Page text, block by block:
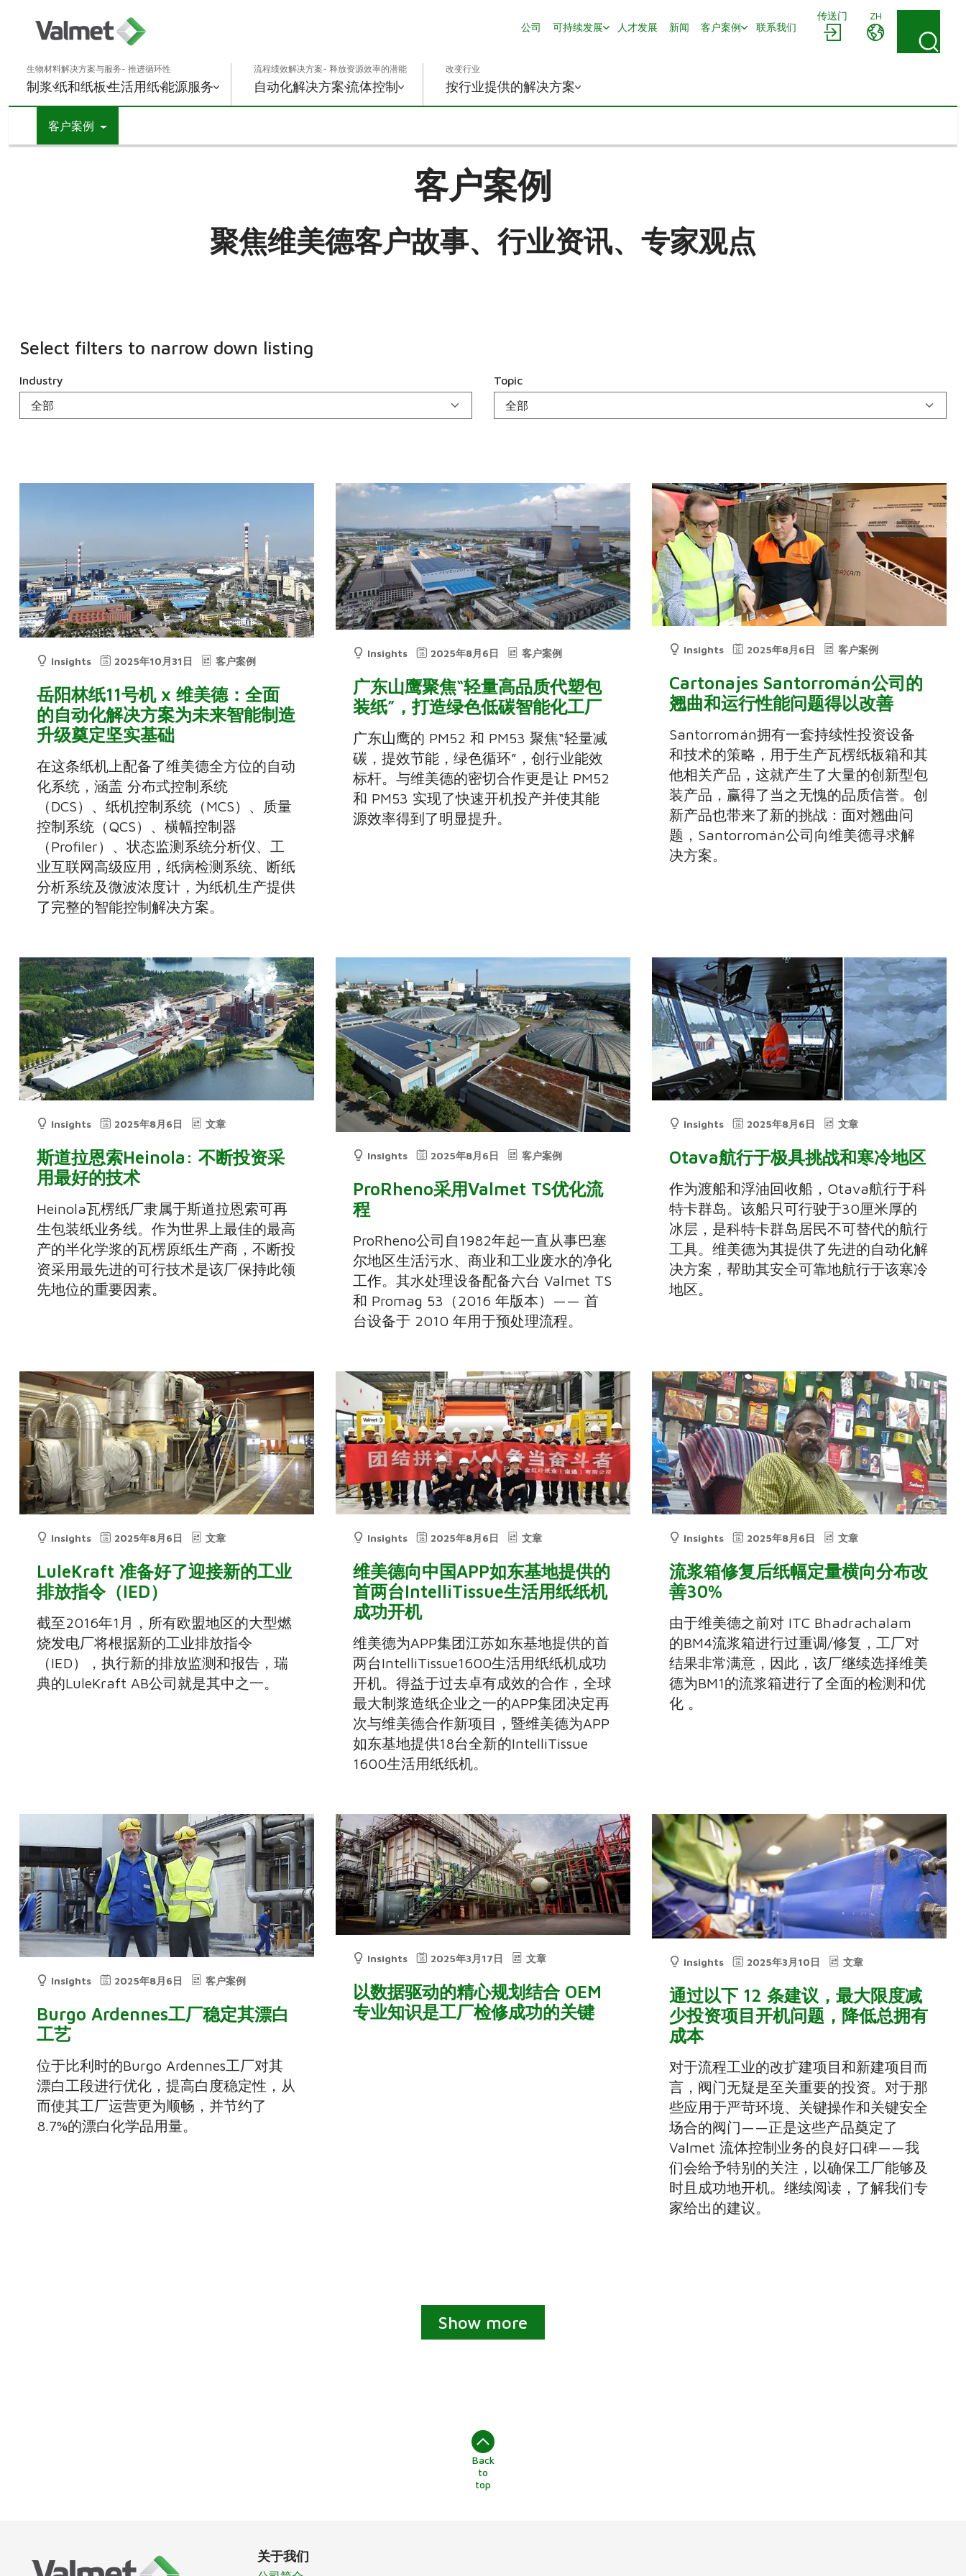
传送门
ZH
公司
可持续发展 人才发展 新闻 客户案例 联系我们
生物材料解决方案与服务- 推进循环性
制浆 纸和纸板 生活用纸能源服务
流程绩效解决方案- 释放资源效率的潜能
自动化解决方案流体控制
改变行业
按行业提供的解决方案
客户案例
客户案例
聚焦维美德客户故事、行业资讯、专家观点
Select filters to narrow down listing
Industry Topic
Insights 2025年10月31日 客户案例
岳阳林纸11号机 x 维美德：全面
的自动化解决方案为未来智能制造
升级奠定坚实基础
在这条纸机上配备了维美德全方位的自动
化系统，涵盖 分布式控制系统
（DCS）、纸机控制系统（MCS）、质量
控制系统（QCS）、横幅控制器
（Profiler）、状态监测系统分析仪、工
业互联网高级应用，纸病检测系统、断纸
分析系统及微波浓度计，为纸机生产提供
了完整的智能控制解决方案。
Insights 2025年8月6日 客户案例
广东山鹰聚焦“轻量高品质代塑包
装纸”，打造绿色低碳智能化工厂
广东山鹰的 PM52 和 PM53 聚焦“轻量减
碳，提效节能，绿色循环”，创行业能效
标杆。与维美德的密切合作更是让 PM52
和 PM53 实现了快速开机投产并使其能
源效率得到了明显提升。
Insights 2025年8月6日 客户案例
Cartonajes Santorromán公司的
翘曲和运行性能问题得以改善
Santorromán拥有一套持续性投资设备
和技术的策略，用于生产瓦楞纸板箱和其
他相关产品，这就产生了大量的创新型包
装产品，赢得了当之无愧的品质信誉。创
新产品也带来了新的挑战：面对翘曲问
题，Santorromán公司向维美德寻求解
决方案。
Insights 2025年8月6日 文章
斯道拉恩索Heinola: 不断投资采
用最好的技术
Heinola瓦楞纸厂隶属于斯道拉恩索可再
生包装纸业务线。作为世界上最佳的最高
产的半化学浆的瓦楞原纸生产商，不断投
资采用最先进的可行技术是该厂保持此领
先地位的重要因素。
Insights 2025年8月6日 客户案例
ProRheno采用Valmet TS优化流
程
ProRheno公司自1982年起一直从事巴塞
尔地区生活污水、商业和工业废水的净化
工作。其水处理设备配备六台 Valmet TS
和 Promag 53（2016 年版本）—— 首
台设备于 2010 年用于预处理流程。
Insights 2025年8月6日 文章
Otava航行于极具挑战和寒冷地区
作为渡船和浮油回收船，Otava航行于科
特卡群岛。该船只可行驶于30厘米厚的
冰层，是科特卡群岛居民不可替代的航行
工具。维美德为其提供了先进的自动化解
决方案，帮助其安全可靠地航行于该寒冷
地区。
Insights 2025年8月6日 文章
LuleKraft 准备好了迎接新的工业
排放指令（IED）
截至2016年1月，所有欧盟地区的大型燃
烧发电厂将根据新的工业排放指令
（IED），执行新的排放监测和报告，瑞
典的LuleKraft AB公司就是其中之一。
Insights 2025年8月6日 文章
维美德向中国APP如东基地提供的
首两台IntelliTissue生活用纸纸机
成功开机
维美德为APP集团江苏如东基地提供的首
两台IntelliTissue1600生活用纸纸机成功
开机。得益于过去卓有成效的合作，全球
最大制浆造纸企业之一的APP集团决定再
次与维美德合作新项目，暨维美德为APP
如东基地提供18台全新的IntelliTissue
1600生活用纸纸机。
Insights 2025年8月6日 文章
流浆箱修复后纸幅定量横向分布改
善30%
由于维美德之前对 ITC Bhadrachalam
的BM4流浆箱进行过重调/修复，工厂对
结果非常满意，因此，该厂继续选择维美
德为BM1的流浆箱进行了全面的检测和优
化 。
Insights 2025年8月6日 客户案例
Burgo Ardennes工厂稳定其漂白
工艺
位于比利时的Burgo Ardennes工厂对其
漂白工段进行优化，提高白度稳定性，从
而使其工厂运营更为顺畅，并节约了
8.7%的漂白化学品用量。
Insights 2025年3月17日 文章
以数据驱动的精心规划结合 OEM
专业知识是工厂检修成功的关键
Insights 2025年3月10日 文章
通过以下 12 条建议，最大限度减
少投资项目开机问题，降低总拥有
成本
对于流程工业的改扩建项目和新建项目而
言，阀门无疑是至关重要的投资。对于那
些应用于严苛环境、关键操作和关键安全
场合的阀门——正是这些产品奠定了
Valmet 流体控制业务的良好口碑——我
们会给予特别的关注，以确保工厂能够及
时且成功地开机。继续阅读，了解我们专
家给出的建议。
Show more
Back
to
top
关于我们